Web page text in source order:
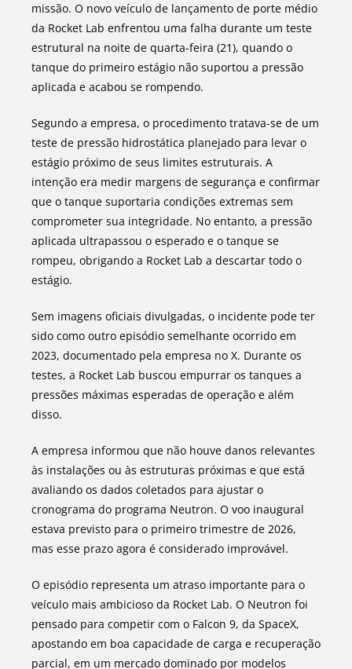
missão. O novo veículo de lançamento de porte médio
da Rocket Lab enfrentou uma falha durante um teste
estrutural na noite de quarta-feira (21), quando o
tanque do primeiro estágio não suportou a pressão
aplicada e acabou se rompendo.
Segundo a empresa, o procedimento tratava-se de um
teste de pressão hidrostática planejado para levar o
estágio próximo de seus limites estruturais. A
intenção era medir margens de segurança e confirmar
que o tanque suportaria condições extremas sem
comprometer sua integridade. No entanto, a pressão
aplicada ultrapassou o esperado e o tanque se
rompeu, obrigando a Rocket Lab a descartar todo o
estágio.
Sem imagens oficiais divulgadas, o incidente pode ter
sido como outro episódio semelhante ocorrido em
2023, documentado pela empresa no X. Durante os
testes, a Rocket Lab buscou empurrar os tanques a
pressões máximas esperadas de operação e além
disso.
A empresa informou que não houve danos relevantes
às instalações ou às estruturas próximas e que está
avaliando os dados coletados para ajustar o
cronograma do programa Neutron. O voo inaugural
estava previsto para o primeiro trimestre de 2026,
mas esse prazo agora é considerado improvável.
O episódio representa um atraso importante para o
veículo mais ambicioso da Rocket Lab. O Neutron foi
pensado para competir com o Falcon 9, da SpaceX,
apostando em boa capacidade de carga e recuperação
parcial, em um mercado dominado por modelos